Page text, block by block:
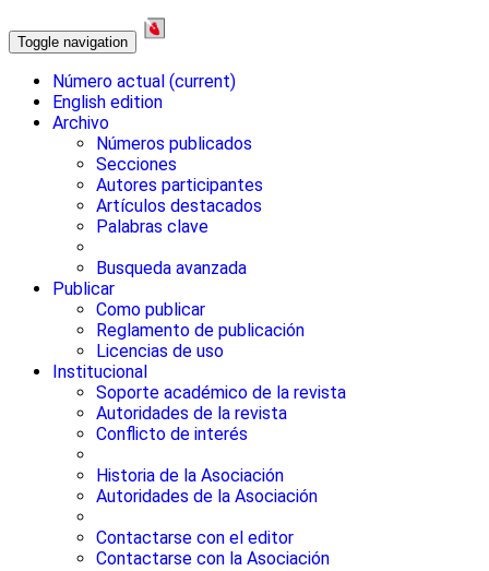
Toggle navigation
Número actual (current)
English edition
Archivo
Números publicados
Secciones
Autores participantes
Artículos destacados
Palabras clave
Busqueda avanzada
Publicar
Como publicar
Reglamento de publicación
Licencias de uso
Institucional
Soporte académico de la revista
Autoridades de la revista
Conflicto de interés
Historia de la Asociación
Autoridades de la Asociación
Contactarse con el editor
Contactarse con la Asociación